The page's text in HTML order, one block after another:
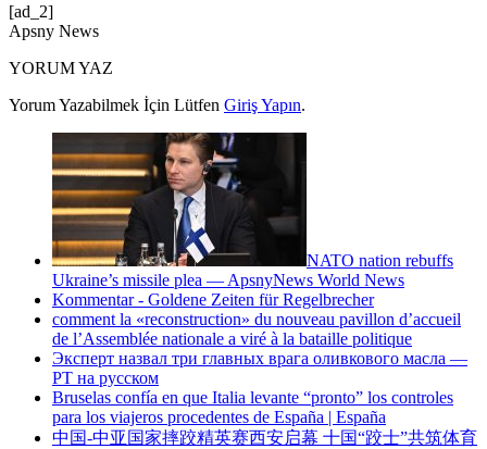
[ad_2]
Apsny News
YORUM YAZ
Yorum Yazabilmek İçin Lütfen Giriş Yapın.
NATO nation rebuffs
Ukraine’s missile plea — ApsnyNews World News
Kommentar - Goldene Zeiten für Regelbrecher
comment la «reconstruction» du nouveau pavillon d’accueil
de l’Assemblée nationale a viré à la bataille politique
Эксперт назвал три главных врага оливкового масла —
РТ на русском
Bruselas confía en que Italia levante “pronto” los controles
para los viajeros procedentes de España | España
中国-中亚国家摔跤精英赛西安启幕 十国“跤士”共筑体育